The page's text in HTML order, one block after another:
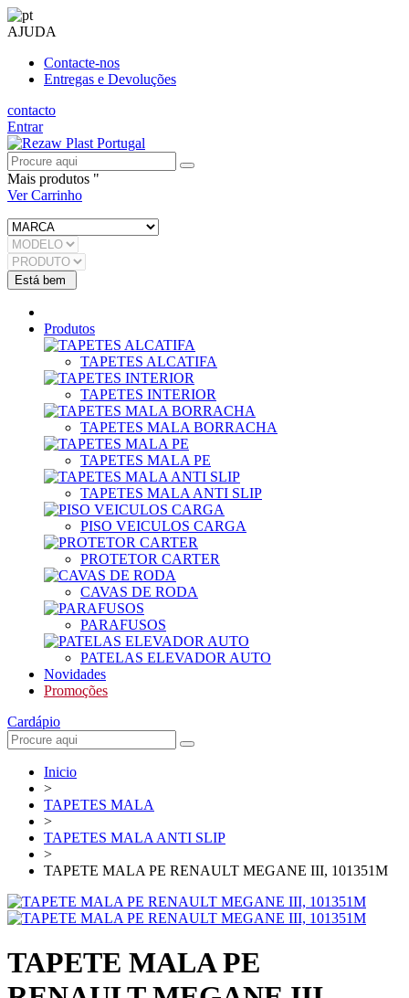
AJUDA
Contacte-nos
Entregas e Devoluções
contacto
Entrar
Mais produtos "
Ver Carrinho
Produtos
TAPETES ALCATIFA
TAPETES INTERIOR
TAPETES MALA BORRACHA
TAPETES MALA PE
TAPETES MALA ANTI SLIP
PISO VEICULOS CARGA
PROTETOR CARTER
CAVAS DE RODA
PARAFUSOS
PATELAS ELEVADOR AUTO
Novidades
Promoções
Cardápio
Inicio
>
TAPETES MALA
>
TAPETES MALA ANTI SLIP
>
TAPETE MALA PE RENAULT MEGANE III, 101351M
TAPETE MALA PE